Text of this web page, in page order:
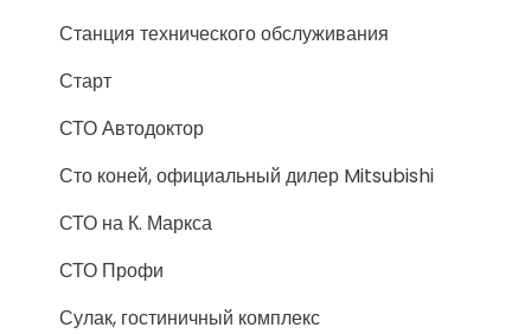
Станция технического обслуживания
Старт
СТО Автодоктор
Сто коней, официальный дилер Mitsubishi
СТО на К. Маркса
СТО Профи
Сулак, гостиничный комплекс